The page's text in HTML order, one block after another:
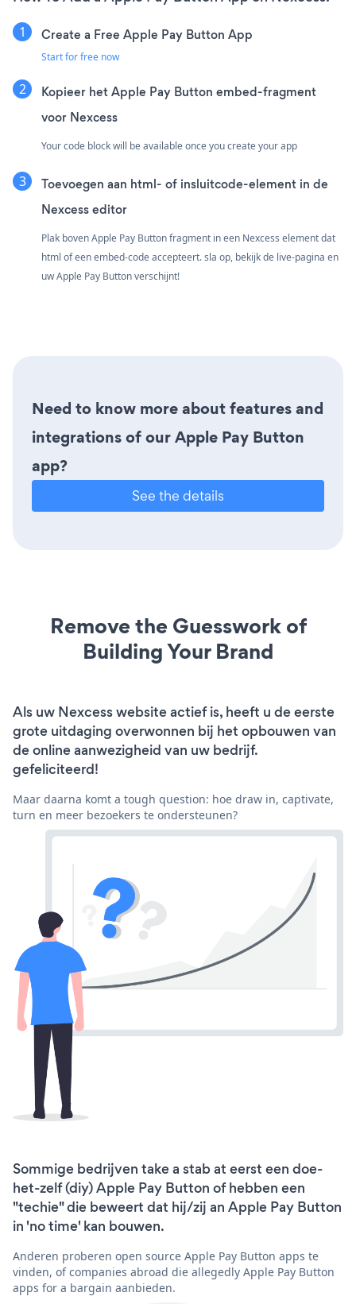
Create a Free Apple Pay Button App
Start for free now
Kopieer het Apple Pay Button embed-fragment
voor Nexcess
Your code block will be available once you create your app
Toevoegen aan html- of insluitcode-element in de
Nexcess editor
Plak boven Apple Pay Button fragment in een Nexcess element dat
html of een embed-code accepteert. sla op, bekijk de live-pagina en
uw Apple Pay Button verschijnt!
Need to know more about features and
integrations of our Apple Pay Button
app?
See the details
Remove the Guesswork of
Building Your Brand
Als uw Nexcess website actief is, heeft u de eerste
grote uitdaging overwonnen bij het opbouwen van
de online aanwezigheid van uw bedrijf.
gefeliciteerd!
Maar daarna komt a tough question: hoe draw in, captivate,
turn en meer bezoekers te ondersteunen?
Sommige bedrijven take a stab at eerst een doe-
het-zelf (diy) Apple Pay Button of hebben een
"techie" die beweert dat hij/zij an Apple Pay Button
in 'no time' kan bouwen.
Anderen proberen open source Apple Pay Button apps te
vinden, of companies abroad die allegedly Apple Pay Button
apps for a bargain aanbieden.